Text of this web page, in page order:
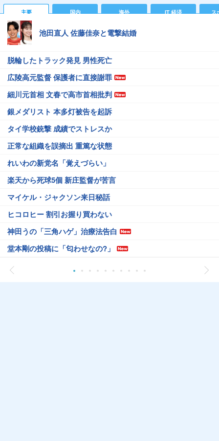
主要 国内 海外 IT 経済 ス
池田直人 佐藤佳奈と電撃結婚
脱輪したトラック発見 男性死亡
広陵高元監督 保護者に直接謝罪
細川元首相 文春で高市首相批判
銀メダリスト 本多灯被告を起訴
タイ学校銃撃 成績でストレスか
正常な組織を誤摘出 重篤な状態
れいわの新党名「覚えづらい」
楽天から死球5個 新庄監督が苦言
マイケル・ジャクソン来日秘話
ヒコロヒー 割引お握り買わない
神田うの「三角ハゲ」治療法告白
堂本剛の投稿に「匂わせなの?」